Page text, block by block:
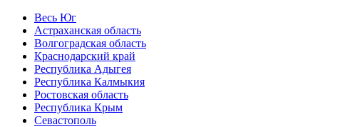
Весь Юг
Астраханская область
Волгоградская область
Краснодарский край
Республика Адыгея
Республика Калмыкия
Ростовская область
Республика Крым
Севастополь